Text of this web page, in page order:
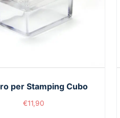
per Stamping Cubo
€11,90